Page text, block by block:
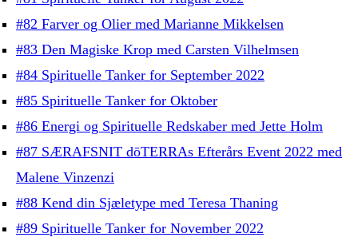
#82 Farver og Olier med Marianne Mikkelsen
#83 Den Magiske Krop med Carsten Vilhelmsen
#84 Spirituelle Tanker for September 2022
#85 Spirituelle Tanker for Oktober
#86 Energi og Spirituelle Redskaber med Jette Holm
#87 SÆRAFSNIT dōTERRAs Efterårs Event 2022 med
Malene Vinzenzi
#88 Kend din Sjæletype med Teresa Thaning
#89 Spirituelle Tanker for November 2022